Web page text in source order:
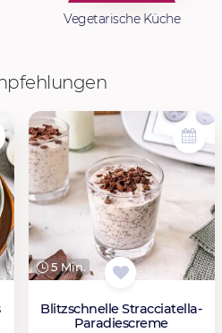
Vegetarische Küche
5 Min.
Blitzschnelle Stracciatella-
Paradiescreme